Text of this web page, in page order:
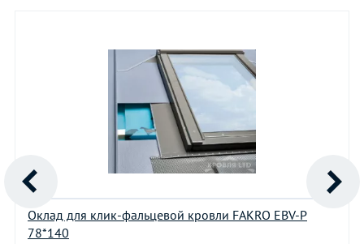
Оклад для клик-фальцевой кровли FAKRO EBV-P
78*140